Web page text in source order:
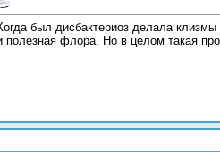
был дисбактериоз делала
полезная флора. Но в целом такая